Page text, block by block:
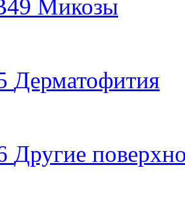
Микозы
Дерматофития
Другие